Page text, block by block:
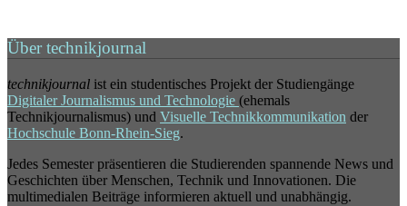
Über technikjournal
technikjournal ist ein studentisches Projekt der Studiengänge
Digitaler Journalismus und Technologie (ehemals
Technikjournalismus) und Visuelle Technikkommunikation der
Hochschule Bonn-Rhein-Sieg.
Jedes Semester präsentieren die Studierenden spannende News und
Geschichten über Menschen, Technik und Innovationen. Die
multimedialen Beiträge informieren aktuell und unabhängig.